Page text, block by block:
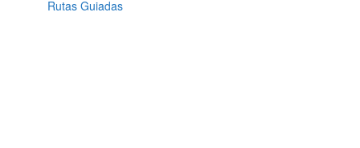
Rutas Guiadas